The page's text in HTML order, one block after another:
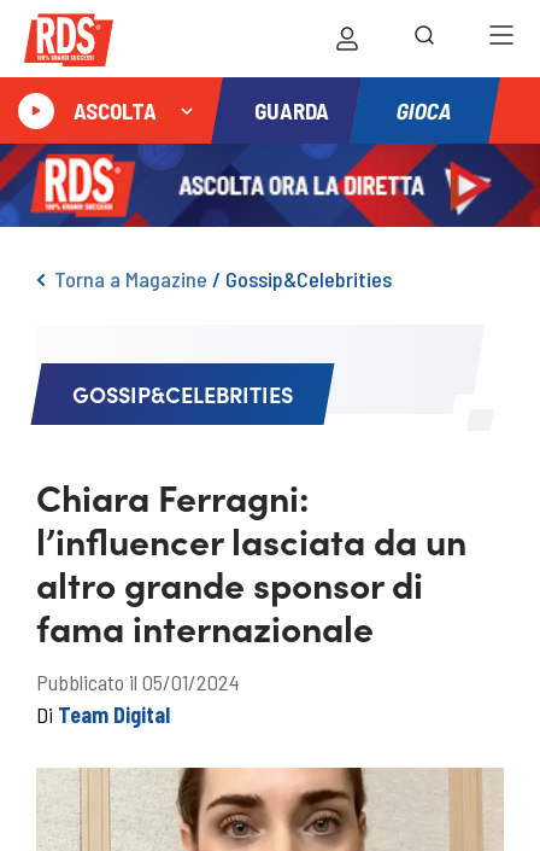
ASCOLTA GUARDA GIOCA
Torna a Magazine / Gossip&Celebrities
GOSSIP&CELEBRITIES
Chiara Ferragni:
l’influencer lasciata da un
altro grande sponsor di
fama internazionale
Pubblicato il 05/01/2024
Di Team Digital